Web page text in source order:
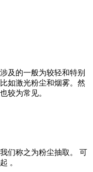
及的一般为较轻和特别
如激光粉尘和烟雾。然
较为常见。
们称之为粉尘抽取。 可
。